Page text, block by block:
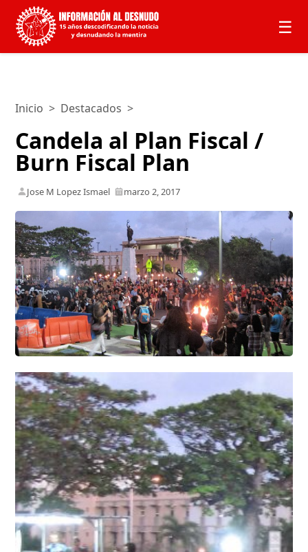
☰
Inicio > Destacados >
Candela al Plan Fiscal /
Burn Fiscal Plan
Jose M Lopez Ismael marzo 2, 2017